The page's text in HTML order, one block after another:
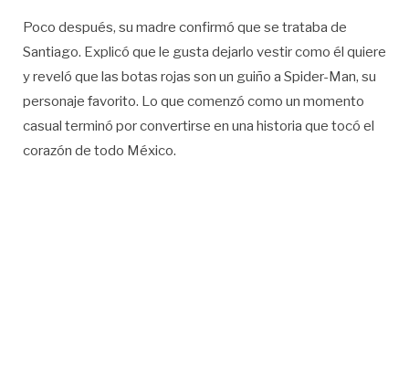
Poco después, su madre confirmó que se trataba de
Santiago. Explicó que le gusta dejarlo vestir como él quiere
y reveló que las botas rojas son un guiño a Spider-Man, su
personaje favorito. Lo que comenzó como un momento
casual terminó por convertirse en una historia que tocó el
corazón de todo México.